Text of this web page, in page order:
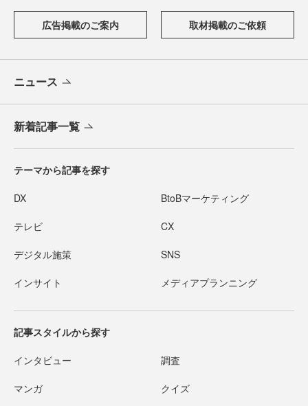
広告掲載のご案内 取材掲載のご依頼
ニュース
新着記事一覧
テーマから記事を探す
DX BtoBマーケティング
テレビ CX
デジタル施策 SNS
インサイト メディアプランニング
記事スタイルから探す
インタビュー 調査
マンガ クイズ